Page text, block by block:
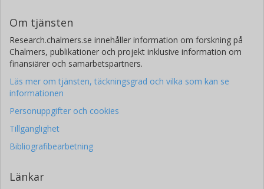
Om tjänsten
Research.chalmers.se innehåller information om forskning på
Chalmers, publikationer och projekt inklusive information om
finansiärer och samarbetspartners.
Läs mer om tjänsten, täckningsgrad och vilka som kan se
informationen
Personuppgifter och cookies
Tillgänglighet
Bibliografibearbetning
Länkar